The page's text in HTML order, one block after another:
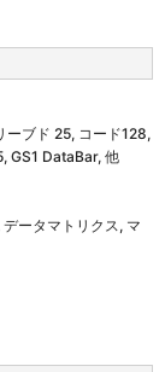
ブド 25, コード128,
GS1 DataBar, 他
ータマトリクス, マ